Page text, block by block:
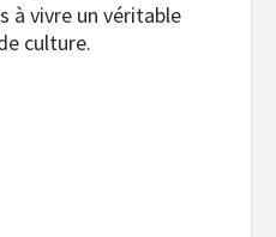
à vivre un véritable
culture.